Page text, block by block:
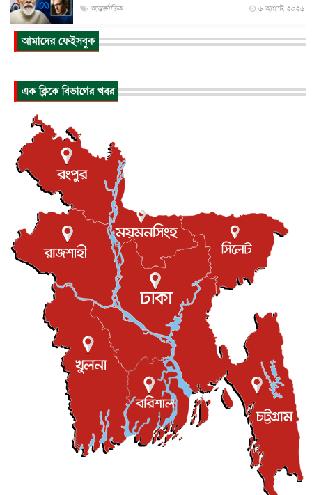
আন্তর্জাতিক ৬ আগস্ট, ২০২৬
আকাশে ট্রাম্পের হেলিকপ্টার ও যাত্রীবাহী বিমান মুখোমুখি, তদন্...
আন্তর্জাতিক
আন্তর্জাতিক ৬ আগস্ট, ২০২৬
টি-টোয়েন্টি ইতিহাসের সর্বোচ্চ রানের মালিক এখন জস বাটলার
বস্তিতে কেটেছে শৈশব, আজ মুম্বাইয়ে দুই বাড়ির মালিক
বিনোদন ৬ আগস্ট, ২০২৬
যুক্তরাজ্যে বসবাসরত জাতীয়তাবাদী কুলাউড়াবাসীর মত বিনিময়
সভা...
ইউকে কমিউনিটি ৫ আগস্ট, ২০২৬
প্রধানমন্ত্রীকে সৌদি আরব সফরের আমন্ত্রণ
জাতীয় ৫ আগস্ট, ২০২৬
জুলাই গণ-অভ্যুত্থান দিবস আজ, স্মরণে দেশজুড়ে কর্মসূচি
জাতীয় ৫ আগস্ট, ২০২৬
জনগণ পরিবর্তন চেয়েছে বলেই জুলাই আন্দোলন সফল :
৫ আগস্ট, ২০২৬
বেনজীর আহমেদের সঙ্গে পরীমনির ঘনিষ্ঠ সম্পর্ক ছিল : নাসির
মাহম...
জাতীয় ৫ আগস্ট, ২০২৬
হরমুজ নিয়ে ইরান-মার্কিন চুক্তি হতে পারে আজ : মার্কিন অর্থমন...
৫ আগস্ট, ২০২৬
আমাদের ফেইসবুক
এক ক্লিকে বিভাগের খবর